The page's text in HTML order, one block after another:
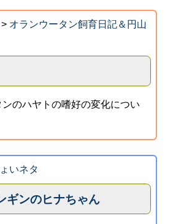
> オランウータン飼育日記＆円山
のハヤトの嗜好の変化につい
いネタ
ギンのヒナちゃん